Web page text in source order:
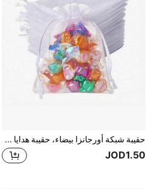
حقيبة شبكة أورجانزا بيضاء، حقيبة هدايا شبكة صغيرة برباط سحب، حقيبة هدايا حفلة الزفاف، حقيبة هدايا الحلوى والمجوهرات والصابون ومستحضرات التجميل، حقيبة هدايا صغيرة لحفلة الزفاف والتخرج
JOD1.50